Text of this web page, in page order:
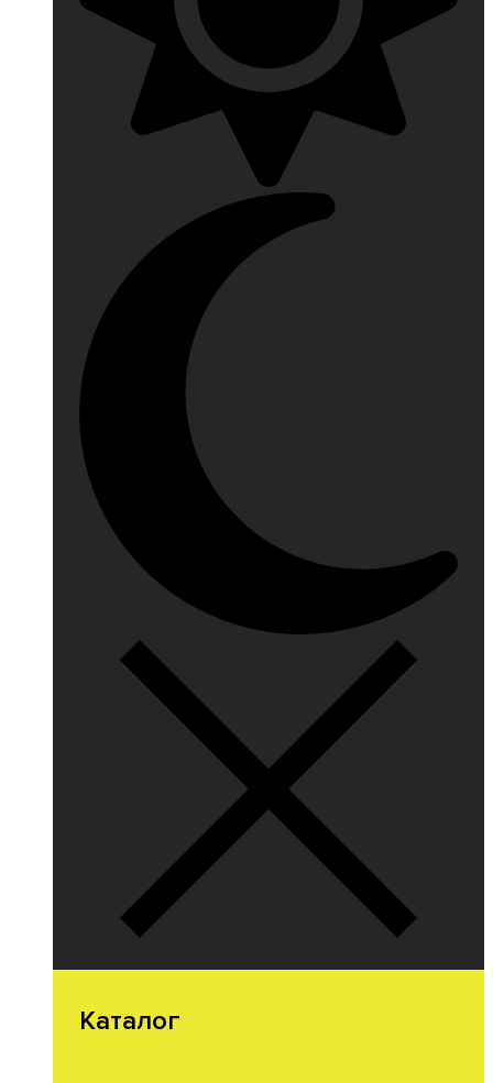
Каталог